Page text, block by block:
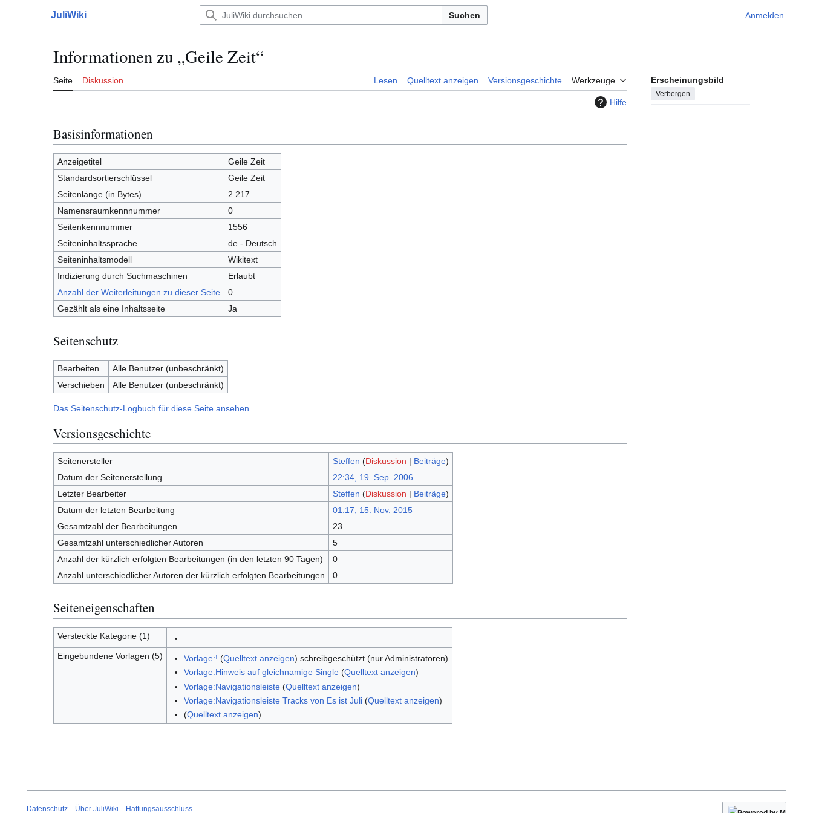
Hauptmenü
JuliWiki Suchen Anmelden
Informationen zu „Geile Zeit“
Seite Diskussion Lesen Quelltext anzeigen Versionsgeschichte Werkzeuge Erscheinungsbild
Verbergen
Hilfe
Basisinformationen
Anzeigetitel
Geile Zeit
Standardsortierschlüssel
Geile Zeit
Seitenlänge (in Bytes)
2.217
Namensraumkennnummer
0
Seitenkennnummer
1556
Seiteninhaltssprache
de - Deutsch
Seiteninhaltsmodell
Wikitext
Indizierung durch Suchmaschinen
Erlaubt
Anzahl der Weiterleitungen zu dieser Seite
0
Gezählt als eine Inhaltsseite
Ja
Seitenschutz
Bearbeiten
Alle Benutzer (unbeschränkt)
Verschieben
Alle Benutzer (unbeschränkt)
Das Seitenschutz-Logbuch für diese Seite ansehen.
Versionsgeschichte
Seitenersteller Steffen (Diskussion | Beiträge)
Datum der Seitenerstellung
22:34, 19. Sep. 2006
Letzter Bearbeiter
Steffen (Diskussion | Beiträge)
Datum der letzten Bearbeitung
01:17, 15. Nov. 2015
Gesamtzahl der Bearbeitungen
23
Gesamtzahl unterschiedlicher Autoren
5
Anzahl der kürzlich erfolgten Bearbeitungen (in den letzten 90 Tagen)
0
Anzahl unterschiedlicher Autoren der kürzlich erfolgten Bearbeitungen
0
Seiteneigenschaften
Versteckte Kategorie (1)
Eingebundene Vorlagen (5) Vorlage:! (Quelltext anzeigen) schreibgeschützt (nur Administratoren)
Vorlage:Hinweis auf gleichnamige Single(Quelltext anzeigen)
Vorlage:Navigationsleiste(Quelltext anzeigen)
Vorlage:Navigationsleiste Tracks von Es ist Juli(Quelltext anzeigen)
(Quelltext anzeigen)
Datenschutz Über JuliWiki Haftungsausschluss